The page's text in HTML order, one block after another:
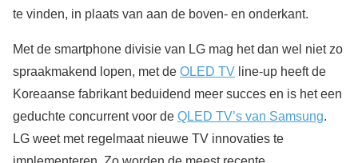
te vinden, in plaats van aan de boven- en onderkant.
Met de smartphone divisie van LG mag het dan wel niet zo
spraakmakend lopen, met de OLED TV line-up heeft de
Koreaanse fabrikant beduidend meer succes en is het een
geduchte concurrent voor de QLED TV’s van Samsung.
LG weet met regelmaat nieuwe TV innovaties te